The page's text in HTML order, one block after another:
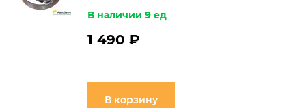
В наличии 9 ед
1 490 ₽
В корзину